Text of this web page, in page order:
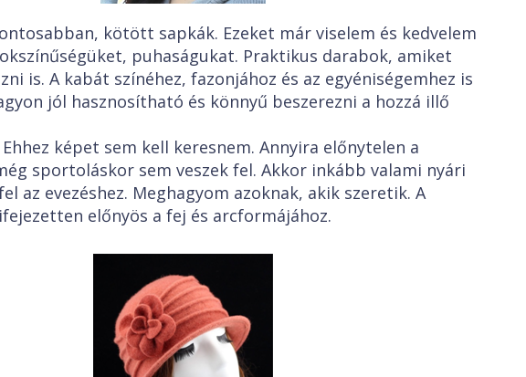
kötött sapkák. Ezeket már viselem és kedvelem
puhaságukat. Praktikus darabok, amiket
is. A kabát színéhez, fazonjához és az egyéniségemhez is
jól hasznosítható és könnyű beszerezni a hozzá illő
képet sem kell keresnem. Annyira előnytelen a
sportoláskor sem veszek fel. Akkor inkább valami nyári
az evezéshez. Meghagyom azoknak, akik szeretik. A
előnyös a fej és arcformájához.